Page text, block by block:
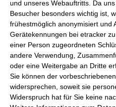
und unseres Webauftritts. Da
Besucher besonders wichtig ist,
frühestmöglich anonymisiert und
Gerätekennungen bei etracker
einer Person zugeordneten
andere Verwendung,
oder eine Weitergabe an Dritte
Sie können der
widersprechen, soweit sie
Widerspruch hat für Sie keine